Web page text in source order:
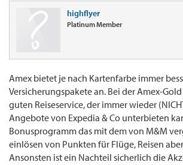
highflyer
Platinum Member
Amex bietet je nach Kartenfarbe immer
Versicherungspakete an. Bei der Amex-
guten Reiseservice, der immer wieder
Angebote von Expedia & Co unterbieten
Bonusprogramm das mit dem von M&M
einlösen von Punkten für Flüge, Reisen
Ansonsten ist ein Nachteil sicherlich die